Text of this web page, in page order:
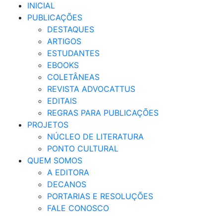
INICIAL
PUBLICAÇÕES
DESTAQUES
ARTIGOS
ESTUDANTES
EBOOKS
COLETÂNEAS
REVISTA ADVOCATTUS
EDITAIS
REGRAS PARA PUBLICAÇÕES
PROJETOS
NÚCLEO DE LITERATURA
PONTO CULTURAL
QUEM SOMOS
A EDITORA
DECANOS
PORTARIAS E RESOLUÇÕES
FALE CONOSCO